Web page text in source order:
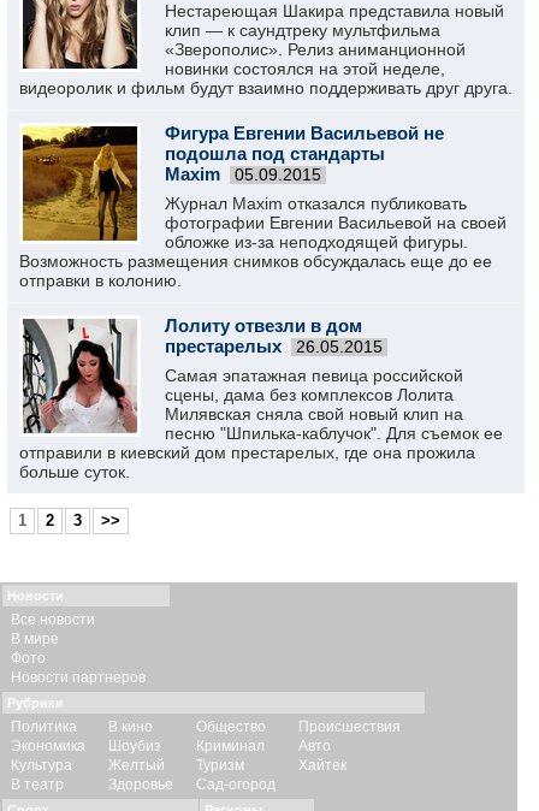
Нестареющая Шакира представила новый
клип — к саундтреку мультфильма
«Зверополис». Релиз аниманционной
новинки состоялся на этой неделе,
видеоролик и фильм будут взаимно поддерживать друг друга.
Фигура Евгении Васильевой не
подошла под стандарты
Maxim
05.09.2015
Журнал Maxim отказался публиковать
фотографии Евгении Васильевой на своей
обложке из-за неподходящей фигуры.
Возможность размещения снимков обсуждалась еще до ее
отправки в колонию.
Лолиту отвезли в дом
престарелых
26.05.2015
Самая эпатажная певица российской
сцены, дама без комплексов Лолита
Милявская сняла свой новый клип на
песню "Шпилька-каблучок". Для съемок ее
отправили в киевский дом престарелых, где она прожила
больше суток.
1 2 3 >>
Новости
Все новости
В мире
Фото
Новости партнеров
Рубрики
Политика
Экономика
Культура
В театр
В кино
Шоубиз
Желтый
Здоровье
Общество
Криминал
Туризм
Сад-огород
Происшествия
Авто
Хайтек